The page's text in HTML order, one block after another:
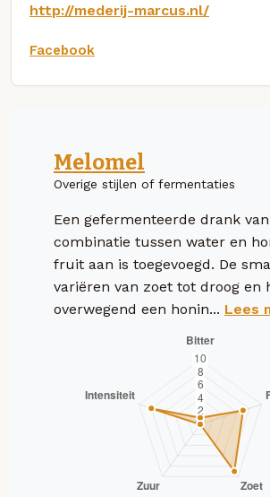
http://mederij-marcus.nl/
Facebook
Melomel
Overige stijlen of fermentaties
Een gefermenteerde drank
combinatie tussen water en
fruit aan is toegevoegd. De
variëren van zoet tot droog en
overwegend een honin... Lees